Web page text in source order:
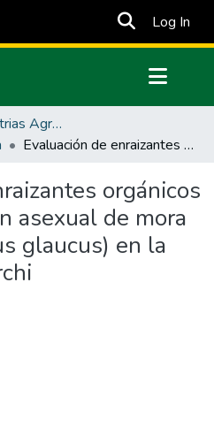
Log In
Facultad de Industrias Agropecuarias y Ciencias Ambientales
Evaluación de enraizantes orgánicos en la propagación asexual de mora de castilla (Rubus glaucus) en la provincia del Carchi
orgánicos
asexual de mora
glaucus) en la